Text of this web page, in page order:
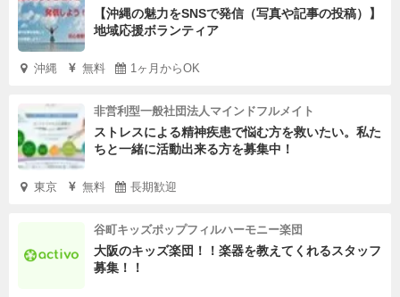
【沖縄の魅力をSNSで発信（写真や記事の投稿）】
地域応援ボランティア
沖縄 無料 1ヶ月からOK
非営利型一般社団法人マインドフルメイト
ストレスによる精神疾患で悩む方を救いたい。私た
ちと一緒に活動出来る方を募集中！
東京 無料 長期歓迎
谷町キッズポップフィルハーモニー楽団
大阪のキッズ楽団！！楽器を教えてくれるスタッフ
募集！！